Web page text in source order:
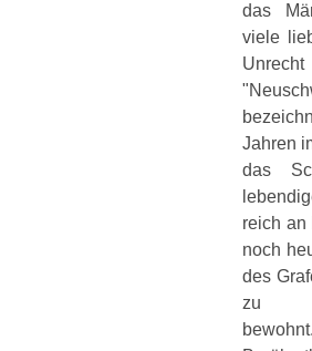
das
viele
Jahren
das
reich an
noch
des
zu